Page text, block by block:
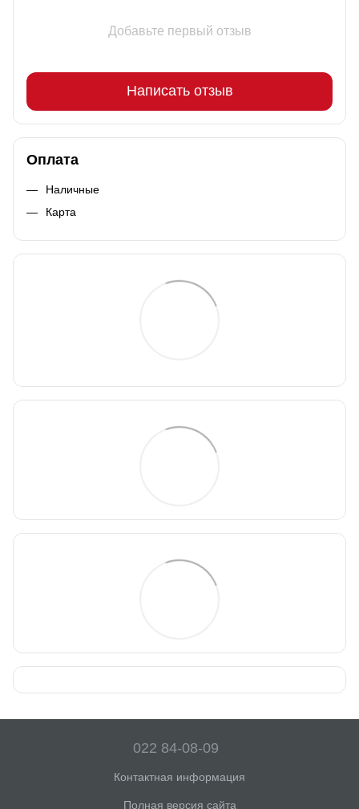
Добавьте первый отзыв
Написать отзыв
Оплата
Наличные
Карта
022 84-08-09
Контактная информация
Полная версия сайта